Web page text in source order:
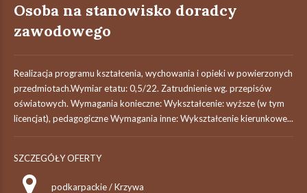
Osoba na stanowisko doradcy
zawodowego
Realizacja programu kształcenia, wychowania i opieki w powierzonych
przedmiotach.Wymiar etatu: 0,5/22. Zatrudnienie wg. przepisów
oświatowych. Wymagania konieczne: Wykształcenie: wyższe (w tym
licencjat), pedagogiczne Wymagania inne: Wykształcenie kierunkowe...
SZCZEGÓŁY OFERTY
podkarpackie / Krzywa